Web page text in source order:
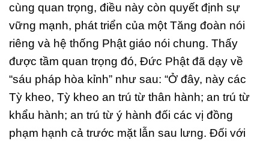
cùng quan trọng, điều này còn quyết định sự
vững mạnh, phát triển của một Tăng đoàn nói
riêng và hệ thống Phật giáo nói chung. Thấy
được tầm quan trọng đó, Đức Phật đã dạy về
“sáu pháp hòa kỉnh” như sau: “Ở đây, này các
Tỳ kheo, Tỳ kheo an trú từ thân hành; an trú từ
khẩu hành; an trú từ ý hành đối các vị đồng
phạm hạnh cả trước mặt lẫn sau lưng. Đối với